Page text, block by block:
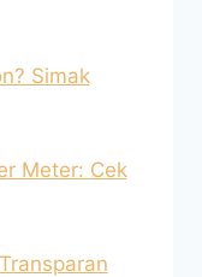
Simak
Meter: Cek